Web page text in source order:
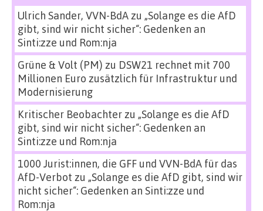
Ulrich Sander, VVN-BdAzu „Solange es die AfD
gibt, sind wir nicht sicher“: Gedenken an
Sinti:zze und Rom:nja
Grüne & Volt (PM) zu DSW21 rechnet mit 700
Millionen Euro zusätzlich für Infrastruktur und
Modernisierung
Kritischer Beobachterzu „Solange es die AfD
gibt, sind wir nicht sicher“: Gedenken an
Sinti:zze und Rom:nja
1000 Jurist:innen, die GFF und VVN-BdA für das
AfD-Verbot zu „Solange es die AfD gibt, sind wir
nicht sicher“: Gedenken an Sinti:zze und
Rom:nja